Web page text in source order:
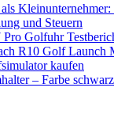
und Steuern
Golfuhr
R10 Golf Launch
kaufen
– Farbe schwarz